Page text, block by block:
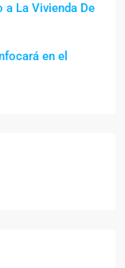
a La Vivienda De
en el